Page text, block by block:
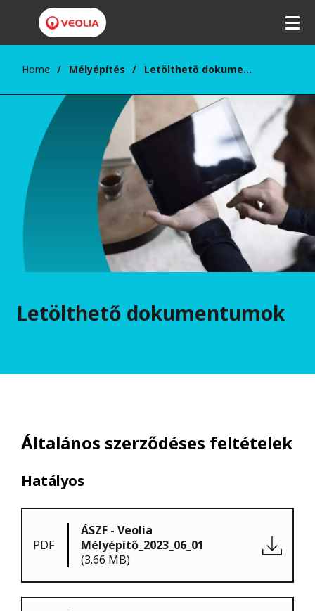
tartalomra
Home Mélyépítés Letölthető dokumentumok
Letölthető dokumentumok
Általános szerződéses feltételek
Hatályos
PDF
ÁSZF - Veolia
Mélyépítő_2023_06_01
(3.66 MB)